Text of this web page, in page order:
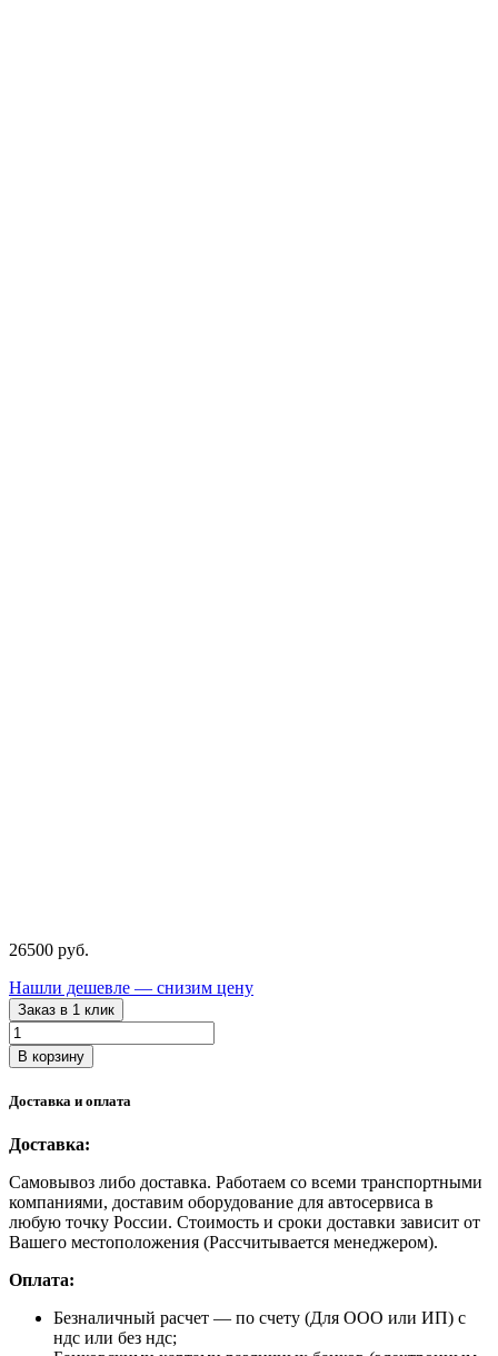
26500 руб.
Нашли дешевле — снизим цену
Заказ в 1 клик
Количество
товара
N32031N
Домкрат
с
колесами,
3
тонны
В корзину
Доставка и оплата
Доставка:
Самовывоз либо доставка. Работаем со всеми транспортными
компаниями, доставим оборудование для автосервиса в
любую точку России. Стоимость и сроки доставки зависит от
Вашего местоположения (Рассчитывается менеджером).
Оплата:
Безналичный расчет — по счету (Для ООО или ИП) с
ндс или без ндс;